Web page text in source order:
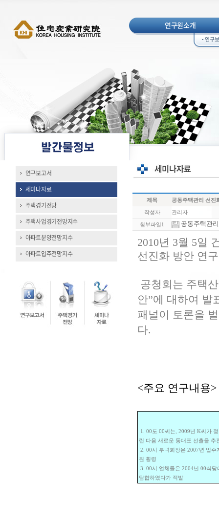
연구원소개
연구
연구보고서
세미나자료
주택경기전망
주택사업경기전망지수
아파트분양전망지수
아파트입주전망지수
제목 공동주택관리 선진
작성자 관리자
첨부파일1 공동주택관
2010년 3월 5일
선진화 방안 연
공청회는 주택
안”에 대하여 발
패널이 토론을
다.
<주요 연구내용>
1. 00도 00씨는, 2009년 K씨가
린 다음 새로운 동대표 선출을 추
2. 00시 부녀회장은 2007년 입
원 횡령
3. 00시 업체들은 2004년 00식
담합하였다가 적발